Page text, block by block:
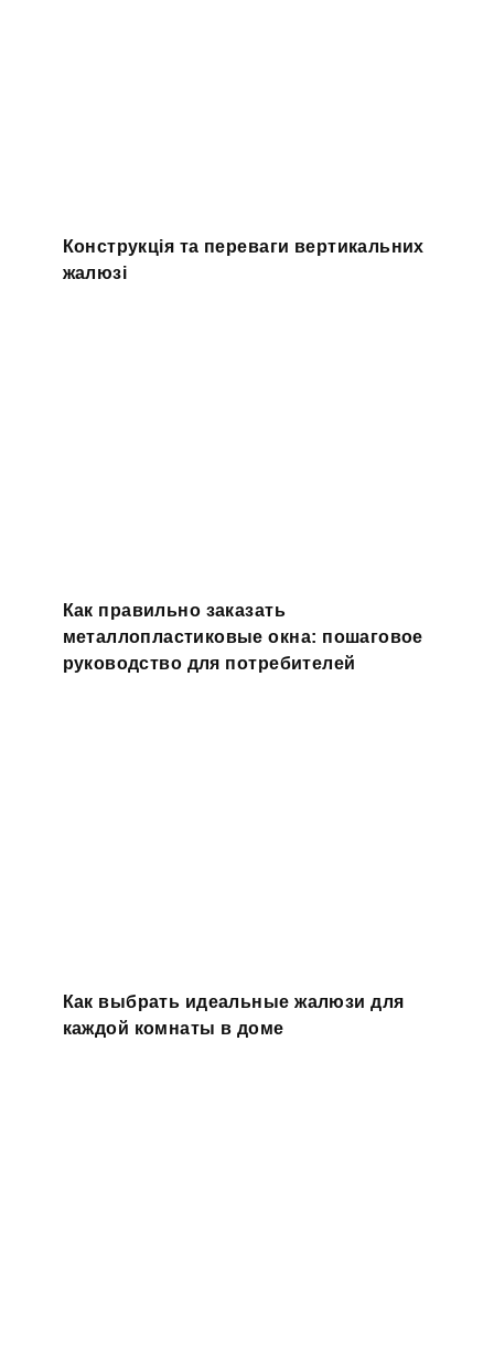
Конструкція та переваги вертикальних
жалюзі
Как правильно заказать
металлопластиковые окна: пошаговое
руководство для потребителей
Как выбрать идеальные жалюзи для
каждой комнаты в доме